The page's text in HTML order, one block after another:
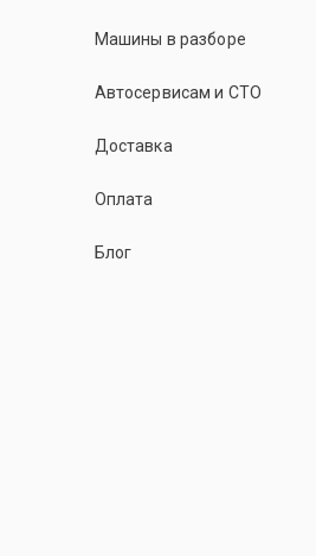
Машины в разборе
Автосервисам и СТО
Доставка
Оплата
Блог